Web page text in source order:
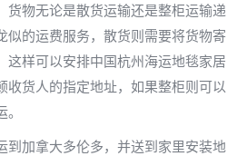
货物无论是散货运输还是整柜运输递
似的运费服务，散货则需要将货物寄
这样可以安排中国杭州海运地毯家居
收货人的指定地址，如果整柜则可以
到加拿大多伦多，并送到家里安装地